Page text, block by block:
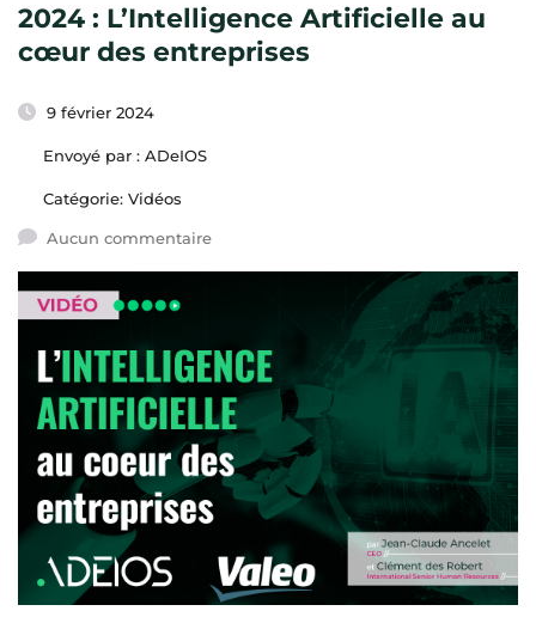
2024 : L’Intelligence Artificielle au
cœur des entreprises
9 février 2024
Envoyé par : ADeIOS
Catégorie: Vidéos
Aucun commentaire